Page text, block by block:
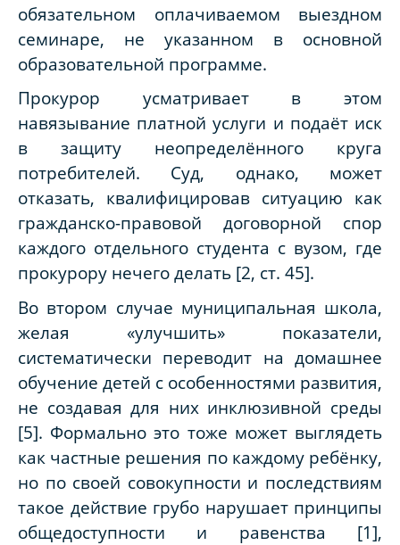
обязательном оплачиваемом выездном
семинаре, не указанном в основной
образовательной программе.
Прокурор усматривает в этом
навязывание платной услуги и подаёт иск
в защиту неопределённого круга
потребителей. Суд, однако, может
отказать, квалифицировав ситуацию как
гражданско-правовой договорной спор
каждого отдельного студента с вузом, где
прокурору нечего делать [2, ст. 45].
Во втором случае муниципальная школа,
желая «улучшить» показатели,
систематически переводит на домашнее
обучение детей с особенностями развития,
не создавая для них инклюзивной среды
[5]. Формально это тоже может выглядеть
как частные решения по каждому ребёнку,
но по своей совокупности и последствиям
такое действие грубо нарушает принципы
общедоступности и равенства [1],